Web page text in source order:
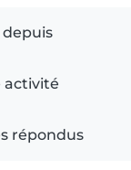
activité
répondus